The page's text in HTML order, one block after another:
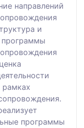
направлений
и
программы
рамках
программы